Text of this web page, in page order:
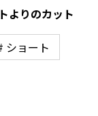
よりのカット
ショート